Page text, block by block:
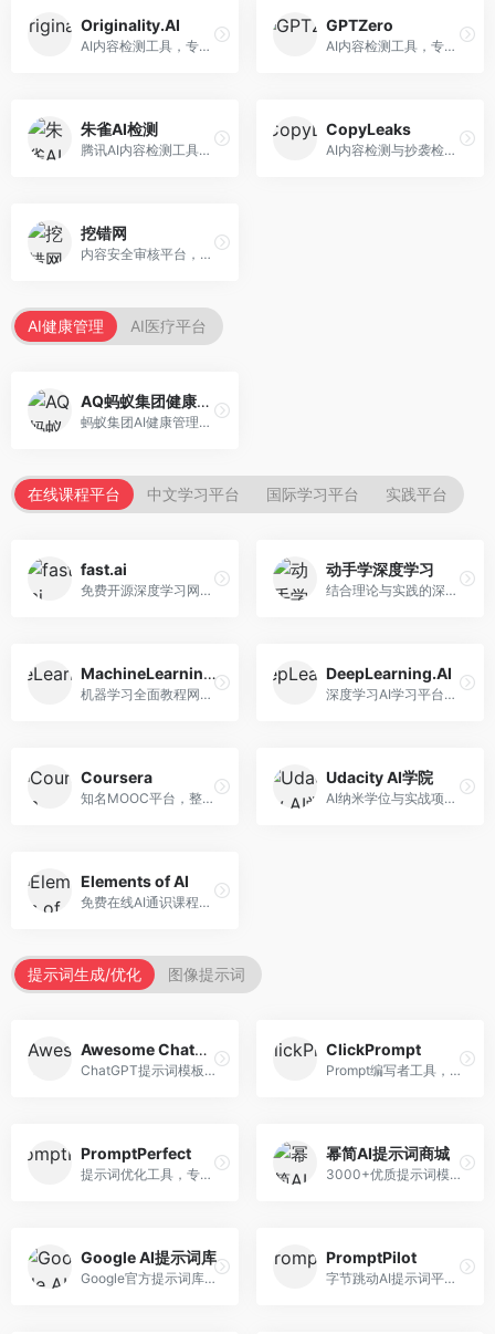
Originality.AI
AI内容检测工具，专注于内容原创性验证。面向内容创作者和出版商，提供AI检测、抄袭检测、批量分析等服务，检测精度高。
GPTZero
AI内容检测工具，专注于AI生成文本识别。面向教育工作者和出版商，提供文本检测、批量分析、API接口等服务，检测准确率高。
朱雀AI检测
腾讯AI内容检测工具，专注于中文内容识别。面向中文用户，提供AI内容检测、文本分析、报告生成等服务，中文检测专业。
CopyLeaks
AI内容检测与抄袭检测平台，专注于内容原创性验证。面向教育机构和出版商，提供AI检测、抄袭检测、多语言支持等服务，检测全面。
挖错网
内容安全审核平台，专注于违规内容检测。面向企业和平台，提供内容审核、敏感词检测、风险预警等服务，安全审核专业。
AI健康管理 AI医疗平台
AQ蚂蚁集团健康管家
蚂蚁集团AI健康管理服务，专注于个人健康监测。面向个人用户，提供健康评估、慢病管理、健康建议等服务，健康管理便捷。
在线课程平台 中文学习平台 国际学习平台 实践平台
fast.ai
免费开源深度学习网站，专注于实用AI教学。面向开发者，提供免费深度学习课程、实战项目、代码库等资源，学习门槛低。
动手学深度学习
结合理论与实践的深度学习教材，专注于代码驱动学习。面向学生和开发者，提供深度学习理论、代码实现、练习题等资源，学习体验好。
MachineLearningMastery
机器学习全面教程网站，专注于实用技能教学。面向开发者，提供机器学习算法、Python实现、项目实战等教程，实用性强。
DeepLearning.AI
深度学习AI学习平台，由吴恩达创立。面向AI学习者，提供深度学习专项课程、AI新闻、技术社区等资源，课程质量权威。
Coursera
知名MOOC平台，整合全球顶尖大学课程资源。面向学习者，提供AI、机器学习、深度学习等课程，证书认可度高，课程质量专业。
Udacity AI学院
AI纳米学位与实战项目平台，专注于职业导向学习。面向AI从业者，提供机器学习、深度学习、计算机视觉等纳米学位，项目实战性强。
Elements of AI
免费在线AI通识课程，专注于AI基础知识普及。面向普通大众，提供AI概念、原理、应用等入门知识，语言通俗易懂。
提示词生成/优化 图像提示词
Awesome ChatGPT Prompts
ChatGPT提示词模板库，专注于实用提示词收集。面向ChatGPT用户，提供提示词模板、使用场景、效果展示等资源，模板实用性强。
ClickPrompt
Prompt编写者工具，专注于提示词创作辅助。面向提示词创作者，提供提示词编辑、测试、分享等服务，创作工具完善。
PromptPerfect
提示词优化工具，专注于提示词质量提升。面向AI用户，提供提示词优化、效果测试、版本对比等服务，提示词优化专业。
幂简AI提示词商城
3000+优质提示词模板平台，专注于中文提示词。面向中文AI用户，提供提示词模板、分类检索、一键使用等服务，中文提示词丰富。
Google AI提示词库
Google官方提示词库，专注于Gemini模型优化。面向开发者，提供官方提示词指南、最佳实践、示例代码等资源，权威性强。
PromptPilot
字节跳动AI提示词平台，专注于提示词优化与管理。面向AI用户，提供提示词优化、效果测试、团队协作等服务，企业级功能完善。